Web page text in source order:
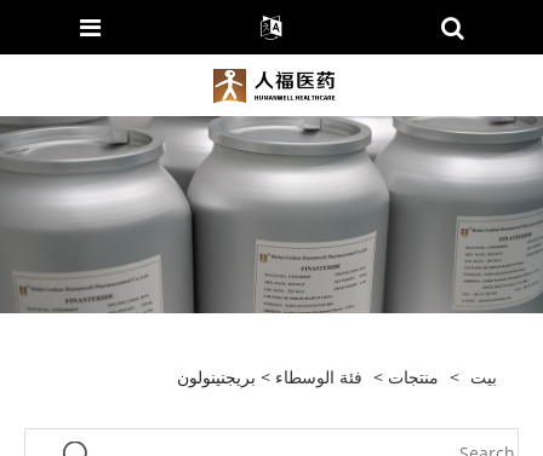
بيت > منتجات > فئة الوسطاء > بريجنينولون